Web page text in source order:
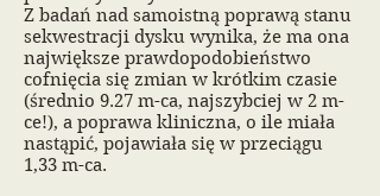
Z badań nad samoistną poprawą stanu
sekwestracji dysku wynika, że ma ona
największe prawdopodobieństwo
cofnięcia się zmian w krótkim czasie
(średnio 9.27 m-ca, najszybciej w 2 m-
ce!), a poprawa kliniczna, o ile miała
nastąpić, pojawiała się w przeciągu
1,33 m-ca.